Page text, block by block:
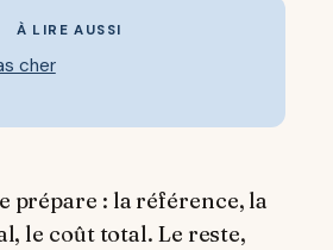
À LIRE AUSSI
cher
prépare : la référence, la
le coût total. Le reste,